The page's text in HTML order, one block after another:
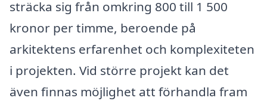
sträcka sig från omkring 800 till 1 500
kronor per timme, beroende på
arkitektens erfarenhet och komplexiteten
i projekten. Vid större projekt kan det
även finnas möjlighet att förhandla fram